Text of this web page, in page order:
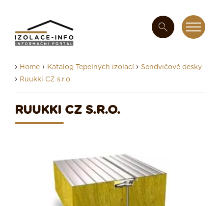
› Home › Katalog Tepelných izolací › Sendvičové desky
› Ruukki CZ s.r.o.
RUUKKI CZ S.R.O.